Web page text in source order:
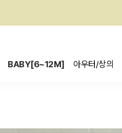
BABY[6~12M] 아우터/상의